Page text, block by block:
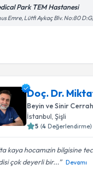
Park TEM Hastanesi
Emre, Lütfi Aykaç Blv. No:80
Doç. Dr.
Beyin ve Sinir
İstanbul, Şişli
5 (4 Değerlendirme)
kaya hocamızin bilgisine
çok deyerli bir...
Devamı